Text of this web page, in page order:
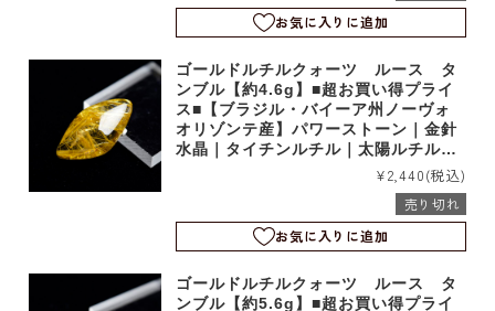
お気に入りに追加
ゴールドルチルクォーツ ルース タ
ンブル【約4.6g】■超お買い得プライ
ス■【ブラジル・バイーア州ノーヴォ
オリゾンテ産】パワーストーン｜金針
水晶｜タイチンルチル｜太陽ルチル｜
素材｜タンブル｜お買い得品｜e1104
¥2,440(税込)
売り切れ
お気に入りに追加
ゴールドルチルクォーツ ルース タ
ンブル【約5.6g】■超お買い得プライ